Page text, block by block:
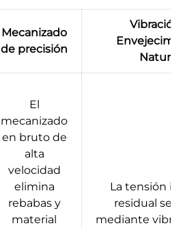
Mecanizado
de precisión
Natural
El
mecanizado
en bruto de
alta
velocidad
elimina
rebabas y
material
La tensión
residual se
mediante